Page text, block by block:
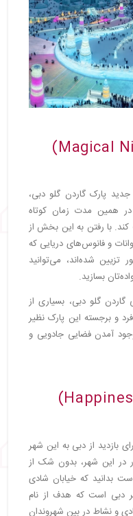
پارک گاردن گلو دبی،
همین مدت زمان کوتاه
با رفتن به این بخش از
و فانوس‌های دریایی که
شده‌اند، می‌توانید
بسازید.
گلو دبی، بسیاری از
و برجسته این پارک نظیر
آمدن فضایی جادویی و
بازدید از دبی به این شهر
در این شهر، بدون شک از
بدانید که خیابان شادی
دبی است که هدف از نام
و نشاط در بین شهروندان